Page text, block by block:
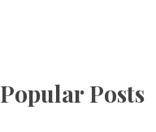
Popular Posts